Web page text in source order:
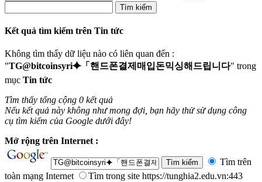
Kết quả tìm kiếm trên Tin tức
Không tìm thấy dữ liệu nào có liên quan đến :
"TG@bitcoinsyri⯌「핸드폰결제매입돈믹싱해드립니다" trong
mục Tin tức
Tìm thấy tổng cộng 0 kết quả
Nếu kết quả này không như mong đợi, bạn hãy thử sử dụng công
cụ tìm kiếm của Google dưới đây!
Mở rộng trên Internet :
Tìm trên
toàn mạng Internet
Tìm trong site https://tunghia2.edu.vn:443